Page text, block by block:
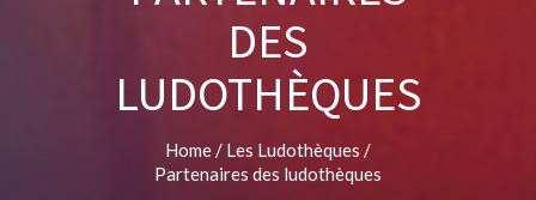
DES
LUDOTHÈQUES
Home/ Les Ludothèques /
Partenaires des ludothèques